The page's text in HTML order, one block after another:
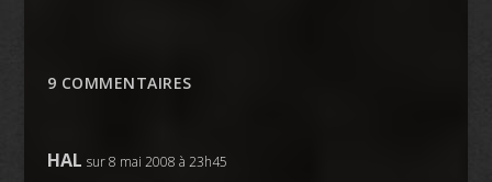
9 COMMENTAIRES
HAL sur 8 mai 2008 à 23h45